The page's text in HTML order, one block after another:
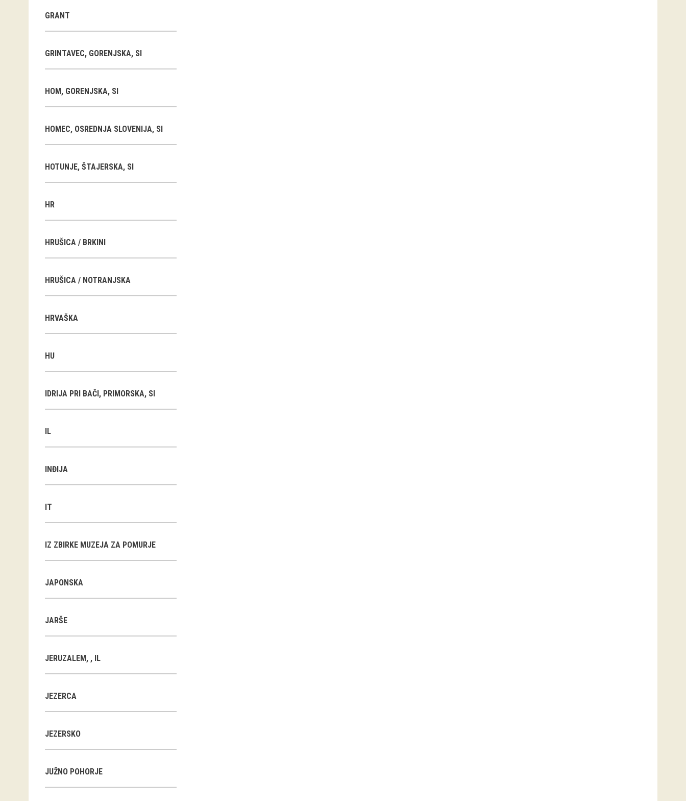
GRANT
GRINTAVEC, GORENJSKA, SI
HOM, GORENJSKA, SI
HOMEC, OSREDNJA SLOVENIJA, SI
HOTUNJE, ŠTAJERSKA, SI
HR
HRUŠICA / BRKINI
HRUŠICA / NOTRANJSKA
HRVAŠKA
HU
IDRIJA PRI BAČI, PRIMORSKA, SI
IL
INĐIJA
IT
IZ ZBIRKE MUZEJA ZA POMURJE
JAPONSKA
JARŠE
JERUZALEM, , IL
JEZERCA
JEZERSKO
JUŽNO POHORJE